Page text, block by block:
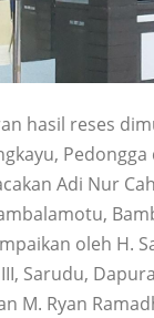
hasil reses
Pedongga
Adi Nur
oleh H.
Sarudu,
M. Ryan